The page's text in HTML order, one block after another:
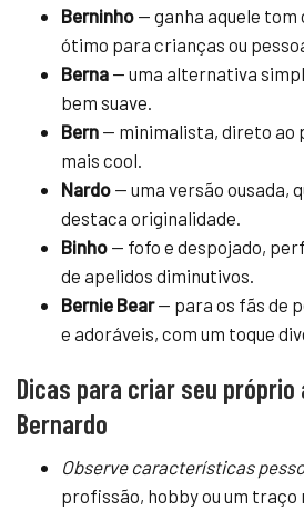
Berninho — ganha aquele tom
ótimo para crianças ou
Berna — uma alternativa
bem suave.
Bern — minimalista, direto ao
mais cool.
Nardo — uma versão ousada,
destaca originalidade.
Binho — fofo e despojado,
de apelidos diminutivos.
Bernie Bear— para os fãs de
e adoráveis, com um toque
Dicas para criar seu próprio
Bernardo
Observe características
profissão, hobby ou um